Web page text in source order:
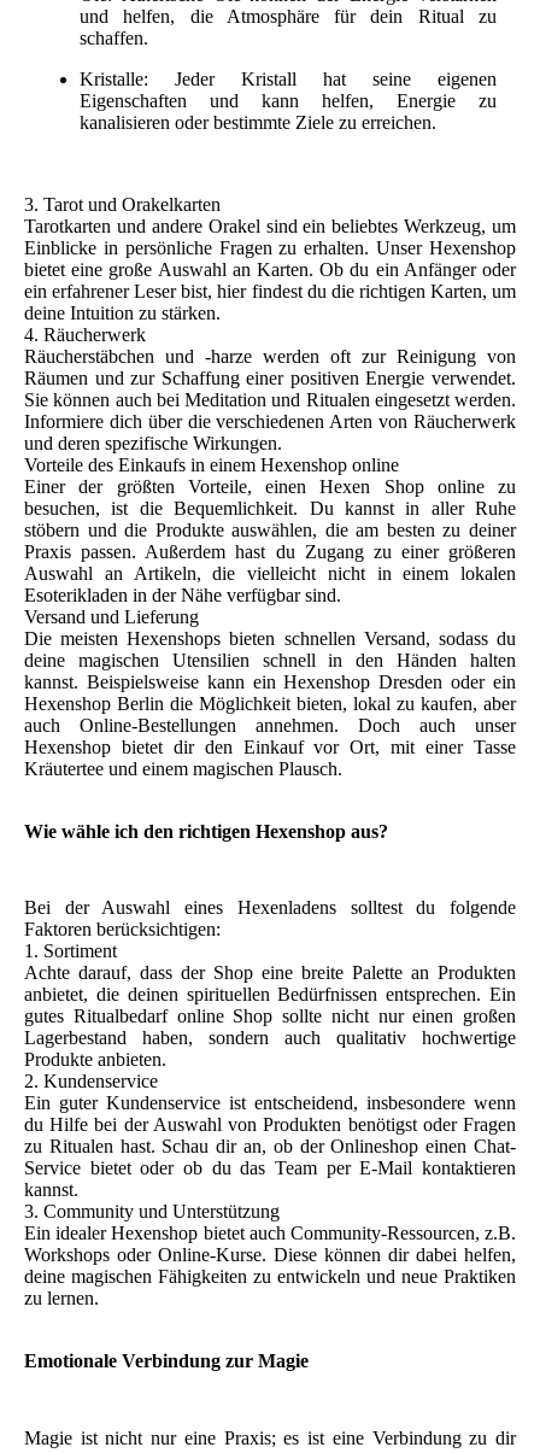
und helfen, die Atmosphäre für dein Ritual zu
schaffen.
Kristalle: Jeder Kristall hat seine eigenen
Eigenschaften und kann helfen, Energie zu
kanalisieren oder bestimmte Ziele zu erreichen.
3. Tarot und Orakelkarten
Tarotkarten und andere Orakel sind ein beliebtes Werkzeug, um
Einblicke in persönliche Fragen zu erhalten. Unser Hexenshop
bietet eine große Auswahl an Karten. Ob du ein Anfänger oder
ein erfahrener Leser bist, hier findest du die richtigen Karten, um
deine Intuition zu stärken.
4. Räucherwerk
Räucherstäbchen und -harze werden oft zur Reinigung von
Räumen und zur Schaffung einer positiven Energie verwendet.
Sie können auch bei Meditation und Ritualen eingesetzt werden.
Informiere dich über die verschiedenen Arten von Räucherwerk
und deren spezifische Wirkungen.
Vorteile des Einkaufs in einem Hexenshop online
Einer der größten Vorteile, einen Hexen Shop online zu
besuchen, ist die Bequemlichkeit. Du kannst in aller Ruhe
stöbern und die Produkte auswählen, die am besten zu deiner
Praxis passen. Außerdem hast du Zugang zu einer größeren
Auswahl an Artikeln, die vielleicht nicht in einem lokalen
Esoterikladen in der Nähe verfügbar sind.
Versand und Lieferung
Die meisten Hexenshops bieten schnellen Versand, sodass du
deine magischen Utensilien schnell in den Händen halten
kannst. Beispielsweise kann ein Hexenshop Dresden oder ein
Hexenshop Berlin die Möglichkeit bieten, lokal zu kaufen, aber
auch Online-Bestellungen annehmen. Doch auch unser
Hexenshop bietet dir den Einkauf vor Ort, mit einer Tasse
Kräutertee und einem magischen Plausch.
Wie wähle ich den richtigen Hexenshop aus?
Bei der Auswahl eines Hexenladens solltest du folgende
Faktoren berücksichtigen:
1. Sortiment
Achte darauf, dass der Shop eine breite Palette an Produkten
anbietet, die deinen spirituellen Bedürfnissen entsprechen. Ein
gutes Ritualbedarf online Shop sollte nicht nur einen großen
Lagerbestand haben, sondern auch qualitativ hochwertige
Produkte anbieten.
2. Kundenservice
Ein guter Kundenservice ist entscheidend, insbesondere wenn
du Hilfe bei der Auswahl von Produkten benötigst oder Fragen
zu Ritualen hast. Schau dir an, ob der Onlineshop einen Chat-
Service bietet oder ob du das Team per E-Mail kontaktieren
kannst.
3. Community und Unterstützung
Ein idealer Hexenshop bietet auch Community-Ressourcen, z.B.
Workshops oder Online-Kurse. Diese können dir dabei helfen,
deine magischen Fähigkeiten zu entwickeln und neue Praktiken
zu lernen.
Emotionale Verbindung zur Magie
Magie ist nicht nur eine Praxis; es ist eine Verbindung zu dir